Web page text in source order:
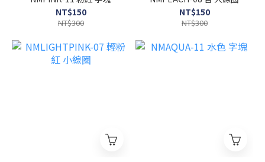
NT$150
NT$300
NT$150
NT$300